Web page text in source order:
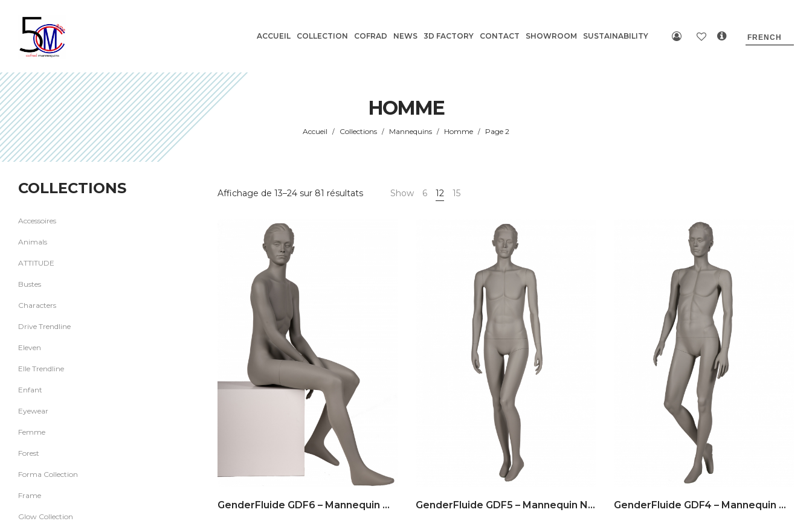
Cofrad
ACCUEIL COLLECTION COFRAD NEWS 3D FACTORY CONTACT SHOWROOM SUSTAINABILITY
HOMME
Accueil / Collections / Mannequins / Homme / Page 2
Affichage de 13–24 sur 81 résultatsTrié
Show 6 12 15
GenderFluide GDF6 – Mannequin No Gender GenderFluide GDF5 – Mannequin No Gender GenderFluide GDF4 – Mannequin No Gender
COLLECTIONS
Accessoires
Animals
ATTITUDE
Bustes
Characters
Drive Trendline
Eleven
Elle Trendline
Enfant
Eyewear
Femme
Forest
Forma Collection
Frame
Glow Collection